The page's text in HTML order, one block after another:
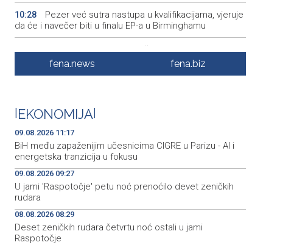
10:28
Pezer već sutra nastupa u kvalifikacijama, vjeruje
da će i navečer biti u finalu EP-a u Birminghamu
Ballian: Neopravdana sječa stabala a grad zbog
manjka drveća sve topliji
10:03
Marija Šerifović pred više hiljada posjetitelja na
Piroti zatvorila 'Dane dijaspore 2026' u Travniku
fena.news fena.biz
EKONOMIJA
09.08.2026 11:17
BiH među zapaženijim učesnicima CIGRE u Parizu - AI i
energetska tranzicija u fokusu
09.08.2026 09:27
U jami 'Raspotočje' petu noć prenoćilo devet zeničkih
rudara
08.08.2026 08:29
Deset zeničkih rudara četvrtu noć ostali u jami
Raspotočje